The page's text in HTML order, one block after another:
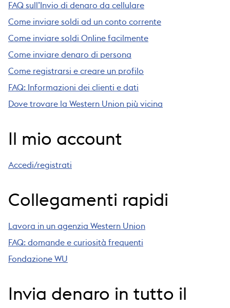
FAQ sull’Invio di denaro da cellulare
Come inviare soldi ad un conto corrente
Come inviare soldi Online facilmente
Come inviare denaro di persona
Come registrarsi e creare un profilo
FAQ: Informazioni dei clienti e dati
Dove trovare la Western Union più vicina
Il mio account
Accedi/registrati
Collegamenti rapidi
Lavora in un agenzia Western Union
FAQ: domande e curiosità frequenti
Fondazione WU
Invia denaro in tutto il